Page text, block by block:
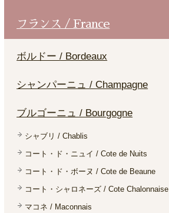
フランス / France
ボルドー / Bordeaux
シャンパーニュ / Champagne
ブルゴーニュ / Bourgogne
シャブリ / Chablis
コート・ド・ニュイ / Cote de Nuits
コート・ド・ボーヌ / Cote de Beaune
コート・シャロネーズ / Cote Chalonnaise
マコネ / Maconnais